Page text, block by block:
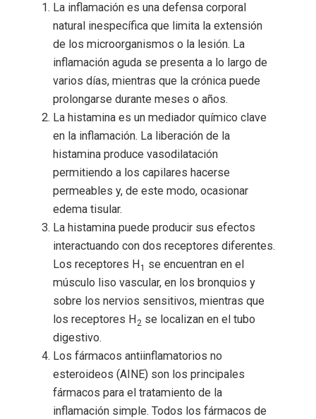
La inflamación es una defensa corporal
natural inespecífica que limita la extensión
de los microorganismos o la lesión. La
inflamación aguda se presenta a lo largo de
varios días, mientras que la crónica puede
prolongarse durante meses o años.
La histamina es un mediador químico clave
en la inflamación. La liberación de la
histamina produce vasodilatación
permitiendo a los capilares hacerse
permeables y, de este modo, ocasionar
edema tisular.
La histamina puede producir sus efectos
interactuando con dos receptores diferentes.
Los receptores H 1 se encuentran en el
músculo liso vascular, en los bronquios y
sobre los nervios sensitivos, mientras que
los receptores H 2 se localizan en el tubo
digestivo.
Los fármacos antiinflamatorios no
esteroideos (AINE) son los principales
fármacos para el tratamiento de la
inflamación simple. Todos los fármacos de